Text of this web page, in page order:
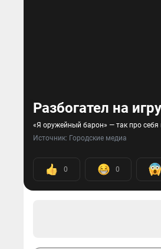
Разбогател на
«Я оружейный барон» — так про себя
Источник: Городские медиа
0 0